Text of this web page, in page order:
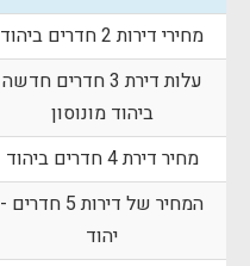
מחירי דירות 2 חדרים ביהוד
עלות דירת 3 חדרים חדשה
ביהוד מונוסון
מחיר דירת 4 חדרים ביהוד
המחיר של דירות 5 חדרים -
יהוד